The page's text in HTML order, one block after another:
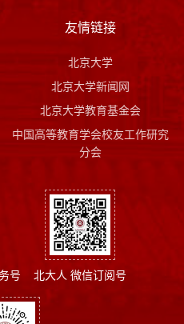
友情链接
北京大学
北京大学新闻网
北京大学教育基金会
中国高等教育学会校友工作研究
分会
号 北大人 微信订阅号